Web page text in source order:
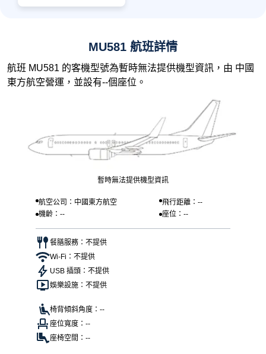
MU581 航班詳情
航班 MU581 的客機型號為暫時無法提供機型資訊，由 中國
東方航空營運，並設有--個座位。
暫時無法提供機型資訊
航空公司：中國東方航空
飛行距離：--
機齡：--
座位：--
餐膳服務：不提供
Wi-Fi：不提供
USB 插頭：不提供
娛樂設施：不提供
椅背傾斜角度：--
座位寬度：--
座椅空間：--